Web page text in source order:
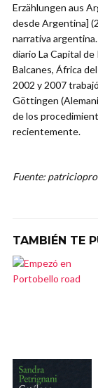
Erzählungen aus
desde Argentina]
narrativa
diario La Capital
Balcanes, África
2002 y 2007
Göttingen
de los
recientemente.
Fuente:
TAMBIÉN TE